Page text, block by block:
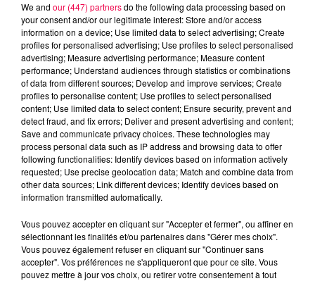
DJ Magouille
Crédit :DJ Magouille
We and our (447) partnersdo the following data processing based on
your consent and/or our legitimate interest: Store and/or access
information on a device; Use limited data to select advertising; Create
profiles for personalised advertising; Use profiles to select personalised
advertising; Measure advertising performance; Measure content
performance; Understand audiences through statistics or combinations
of data from different sources; Develop and improve services; Create
profiles to personalise content; Use profiles to select personalised
content; Use limited data to select content; Ensure security, prevent and
detect fraud, and fix errors; Deliver and present advertising and content;
Save and communicate privacy choices. These technologies may
process personal data such as IP address and browsing data to offer
following functionalities: Identify devices based on information actively
requested; Use precise geolocation data; Match and combine data from
other data sources; Link different devices; Identify devices based on
information transmitted automatically.
Vous pouvez accepter en cliquant sur "Accepter et fermer", ou affiner en
sélectionnant les finalités et/ou partenaires dans "Gérer mes choix".
Vous pouvez également refuser en cliquant sur "Continuer sans
accepter". Vos préférences ne s'appliqueront que pour ce site. Vous
pouvez mettre à jour vos choix, ou retirer votre consentement à tout